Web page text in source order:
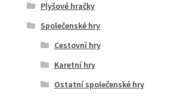
Plyšové hračky
Společenské hry
Cestovní hry
Karetní hry
Ostatní společenské hry